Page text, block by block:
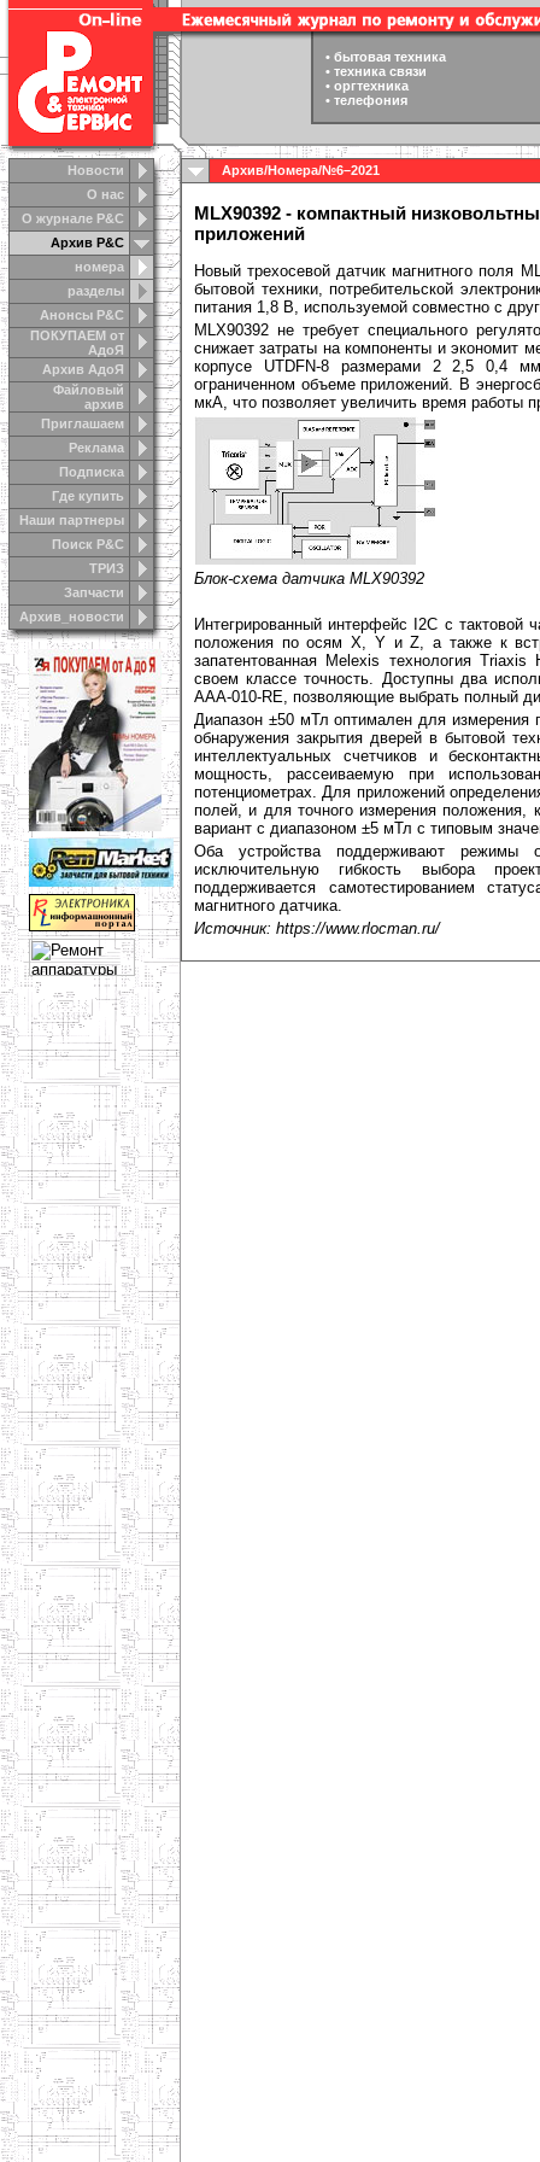
Новости
О нас
О журнале Р&С
Архив Р&С
номера
разделы
Анонсы Р&C
ПОКУПАЕМ от
АдоЯ
Архив АдоЯ
Файловый
архив
Приглашаем
Реклама
Подписка
Где купить
Наши партнеры
Поиск Р&С
ТРИЗ
Запчасти
Архив_новости
• бытовая техника
• техника связи
• оргтехника
• телефония
Архив/Номера/№6–2021
MLX90392 - компактный
приложений
Новый трехосевой датчик магнитного поля
бытовой техники, потребительской
питания 1,8 В, используемой совместно с
MLX90392 не требует специального
снижает затраты на компоненты и экономит
корпусе UTDFN-8 размерами 2 2,5 0,4
ограниченном объеме приложений. В
мкА, что позволяет увеличить время работы
Блок-схема датчика MLX90392
Интегрированный интерфейс I2C с
положения по осям X, Y и Z, а также к
запатентованная Melexis технология
своем классе точность. Доступны два
AAA-010-RE, позволяющие выбрать полный
Диапазон ±50 мТл оптимален для измерения
обнаружения закрытия дверей в бытовой
интеллектуальных счетчиков и
мощность, рассеиваемую при
потенциометрах. Для приложений
полей, и для точного измерения положения,
вариант с диапазоном ±5 мТл с типовым
Оба устройства поддерживают режимы
исключительную гибкость выбора
поддерживается самотестированием
магнитного датчика.
Источник: https://www.rlocman.ru/